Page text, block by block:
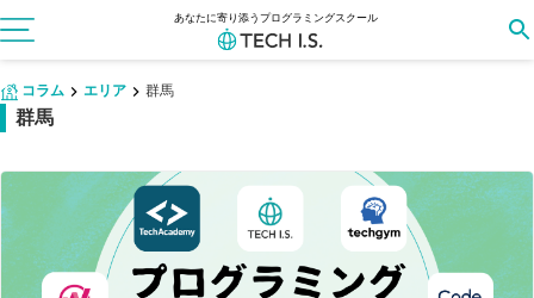
あなたに寄り添うプログラミングスクール
コラム エリア 群馬
群馬